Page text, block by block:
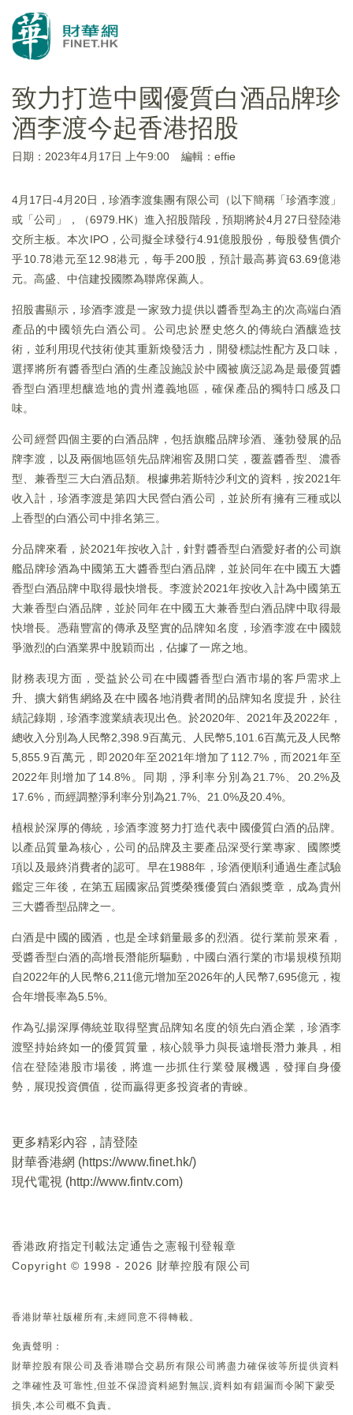
致力打造中國優質白酒品牌珍
酒李渡今起香港招股
日期：2023年4月17日 上午9:00 編輯：effie
4月17日-4月20日，珍酒李渡集團有限公司（以下簡稱「珍酒李渡」
或「公司」，（6979.HK）進入招股階段，預期將於4月27日登陸港
交所主板。本次IPO，公司擬全球發行4.91億股股份，每股發售價介
乎10.78港元至12.98港元，每手200股，預計最高募資63.69億港
元。高盛、中信建投國際為聯席保薦人。
招股書顯示，珍酒李渡是一家致力提供以醬香型為主的次高端白酒
產品的中國領先白酒公司。公司忠於歷史悠久的傳統白酒釀造技
術，並利用現代技術使其重新煥發活力，開發標誌性配方及口味，
選擇將所有醬香型白酒的生產設施設於中國被廣泛認為是最優質醬
香型白酒理想釀造地的貴州遵義地區，確保產品的獨特口感及口
味。
公司經營四個主要的白酒品牌，包括旗艦品牌珍酒、蓬勃發展的品
牌李渡，以及兩個地區領先品牌湘窖及開口笑，覆蓋醬香型、濃香
型、兼香型三大白酒品類。根據弗若斯特沙利文的資料，按2021年
收入計，珍酒李渡是第四大民營白酒公司，並於所有擁有三種或以
上香型的白酒公司中排名第三。
分品牌來看，於2021年按收入計，針對醬香型白酒愛好者的公司旗
艦品牌珍酒為中國第五大醬香型白酒品牌，並於同年在中國五大醬
香型白酒品牌中取得最快增長。李渡於2021年按收入計為中國第五
大兼香型白酒品牌，並於同年在中國五大兼香型白酒品牌中取得最
快增長。憑藉豐富的傳承及堅實的品牌知名度，珍酒李渡在中國競
爭激烈的白酒業界中脫穎而出，佔據了一席之地。
財務表現方面，受益於公司在中國醬香型白酒市場的客戶需求上
升、擴大銷售網絡及在中國各地消費者間的品牌知名度提升，於往
績記錄期，珍酒李渡業績表現出色。於2020年、2021年及2022年，
總收入分別為人民幣2,398.9百萬元、人民幣5,101.6百萬元及人民幣
5,855.9百萬元，即2020年至2021年增加了112.7%，而2021年至
2022年則增加了14.8%。同期，淨利率分別為21.7%、20.2%及
17.6%，而經調整淨利率分別為21.7%、21.0%及20.4%。
植根於深厚的傳統，珍酒李渡努力打造代表中國優質白酒的品牌。
以產品質量為核心，公司的品牌及主要產品深受行業專家、國際獎
項以及最終消費者的認可。早在1988年，珍酒便順利通過生產試驗
鑑定三年後，在第五屆國家品質獎榮獲優質白酒銀獎章，成為貴州
三大醬香型品牌之一。
白酒是中國的國酒，也是全球銷量最多的烈酒。從行業前景來看，
受醬香型白酒的高增長潛能所驅動，中國白酒行業的市場規模預期
自2022年的人民幣6,211億元增加至2026年的人民幣7,695億元，複
合年增長率為5.5%。
作為弘揚深厚傳統並取得堅實品牌知名度的領先白酒企業，珍酒李
渡堅持始終如一的優質質量，核心競爭力與長遠增長潛力兼具，相
信在登陸港股市場後，將進一步抓住行業發展機遇，發揮自身優
勢，展現投資價值，從而贏得更多投資者的青睞。
更多精彩內容，請登陸
財華香港網 (https://www.finet.hk/)
現代電視 (http://www.fintv.com)
香港政府指定刊載法定通告之憲報刊登報章
Copyright © 1998 - 2026 財華控股有限公司
香港財華社版權所有,未經同意不得轉載。
免責聲明：
財華控股有限公司及香港聯合交易所有限公司將盡力確保彼等所提供資料
之準確性及可靠性,但並不保證資料絕對無誤,資料如有錯漏而令閣下蒙受
損失,本公司概不負責。